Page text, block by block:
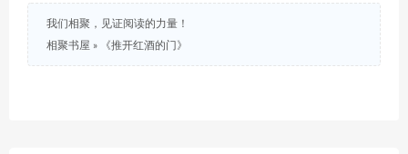
我们相聚，见证阅读的力量！
相聚书屋 » 《推开红酒的门》